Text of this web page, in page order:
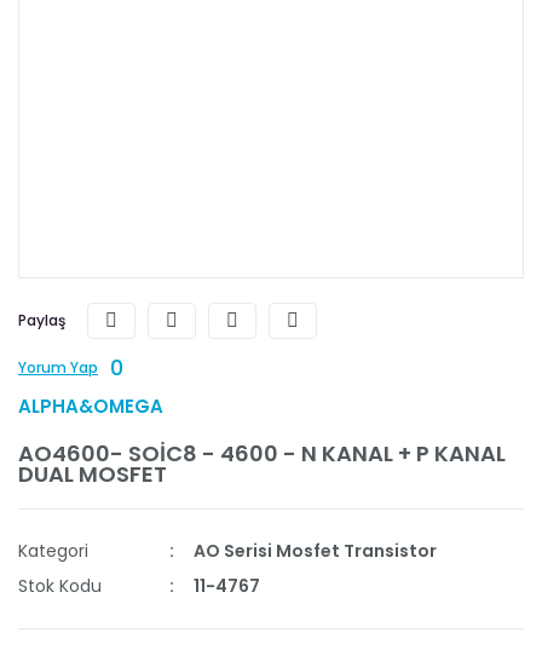
Paylaş
Yorum Yap 0
ALPHA&OMEGA
AO4600- SOİC8 - 4600 - N KANAL + P KANAL
DUAL MOSFET
Kategori
AO Serisi Mosfet Transistor
Stok Kodu
11-4767